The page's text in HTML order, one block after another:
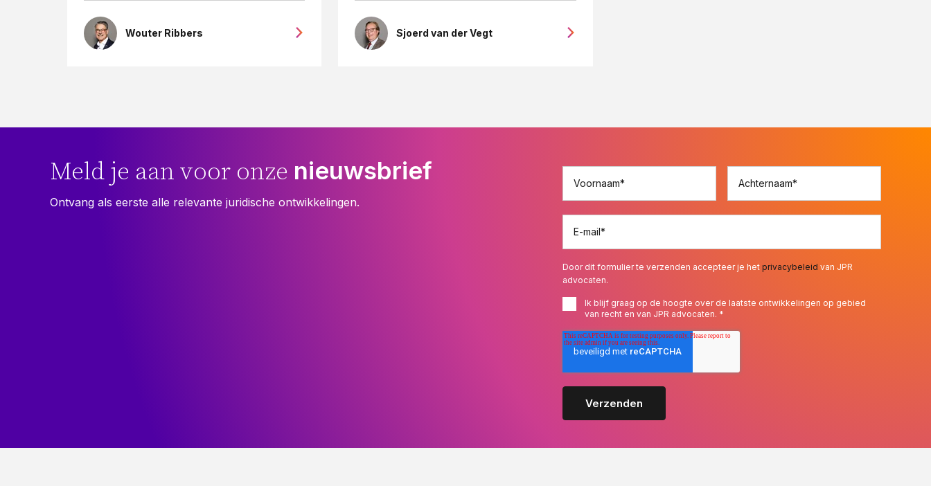
Wouter Ribbers Sjoerd van der Vegt
Meld je aan voor onze nieuwsbrief
Ontvang als eerste alle relevante juridische ontwikkelingen.
Voornaam* Achternaam*
E-mail*
Door dit formulier te verzenden accepteer je het privacybeleid van JPR
advocaten.
Ik blijf graag op de hoogte over de laatste ontwikkelingen op gebied
van recht en van JPR advocaten. *